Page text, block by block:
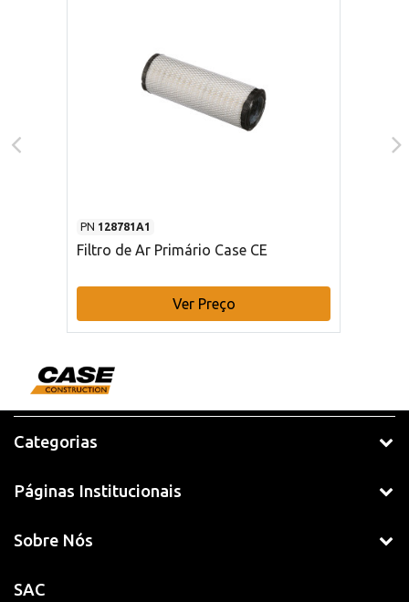
PN 128781A1
Filtro de Ar Primário Case CE
Ver Preço
Categorias
Páginas Institucionais
Sobre Nós
SAC